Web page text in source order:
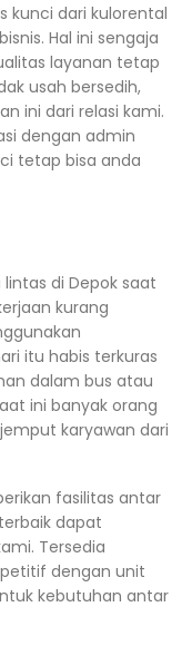
kunci dari kulorental
Hal ini sengaja
layanan tetap
usah bersedih,
ini dari relasi kami.
dengan admin
tetap bisa anda
di Depok saat
kurang
itu habis terkuras
dalam bus atau
ini banyak orang
karyawan dari
fasilitas antar
dapat
Tersedia
dengan unit
kebutuhan antar